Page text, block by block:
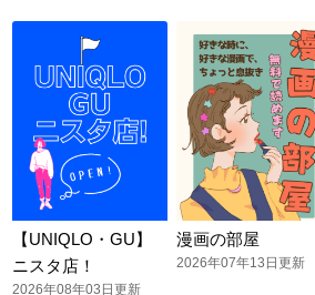
【UNIQLO・GU】
ニスタ店！
2026年08年03日更新
漫画の部屋
2026年07年13日更新